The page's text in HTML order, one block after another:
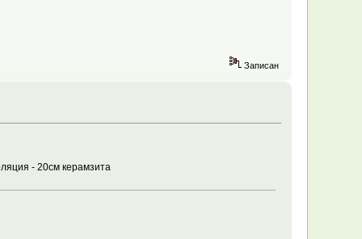
Записан
- 20см керамзита